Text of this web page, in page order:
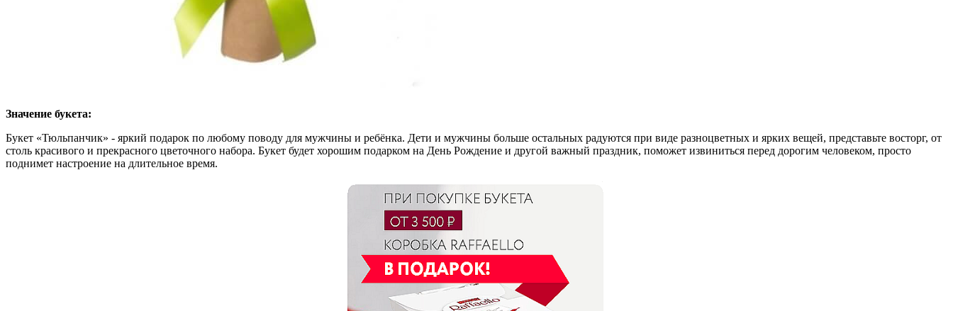
Значение букета:
Букет «Тюльпанчик» - яркий подарок по любому поводу для мужчины и ребёнка. Дети и мужчины больше остальных радуются при виде разноцветных и ярких вещей, представьте восторг, от
столь красивого и прекрасного цветочного набора. Букет будет хорошим подарком на День Рождение и другой важный праздник, поможет извиниться перед дорогим человеком, просто
поднимет настроение на длительное время.